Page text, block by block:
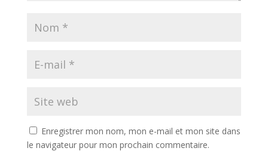
Enregistrer mon nom, mon e-mail et mon site dans
le navigateur pour mon prochain commentaire.